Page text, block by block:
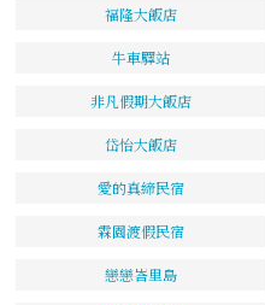
福隆大飯店
牛車驛站
非凡假期大飯店
岱怡大飯店
愛的真締民宿
霖園渡假民宿
戀戀峇里島